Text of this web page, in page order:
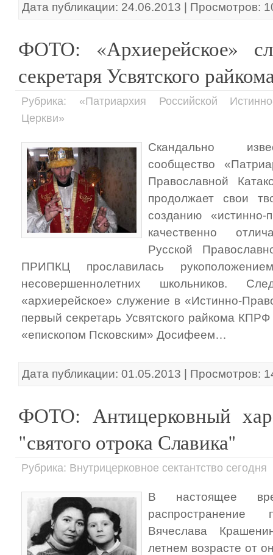
Дата публикации: 24.06.2013 | Просмотров:
ФОТО: «Архиерейское»
секретаря Усвятского
Рубрика: «Патриархия Российской
Церкви»
Скандально
сообщество
Православной
продолжает свои
созданию «истинно-
качественно
Русской
ПРИПКЦ прославилась
несовершеннолетних школьников.
«архиерейское» служение в «Истинно-
первый секретарь Усвятского райкома
«епископом Псковским» Досифеем…
Дата публикации: 01.05.2013 | Просмотров:
ФОТО: Антицерковный
"святого отрока Славика"
Рубрика: Внутрицерковное сектантство сегодня
В настоящее
распространение
Вячеслава
летнем возрасте от